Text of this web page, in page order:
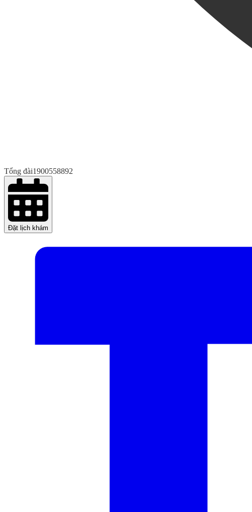
Tổng đài1900558892
Đặt lịch khám